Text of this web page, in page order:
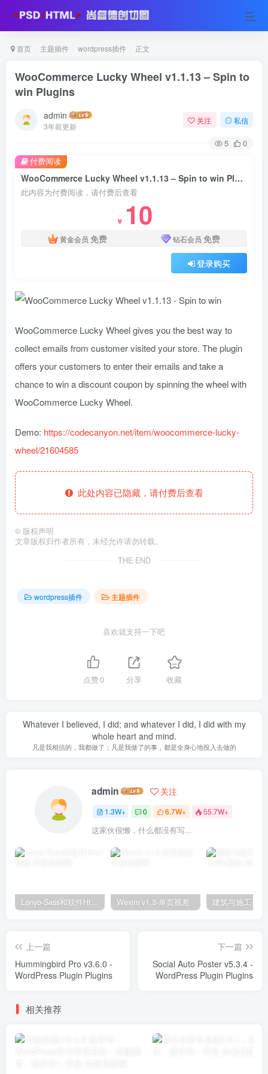
首页 主题插件 wordpress插件 正文
WooCommerce Lucky Wheel v1.1.13 – Spin to
win Plugins
admin
3年前更新
关注 私信
5 0
WooCommerce Lucky Wheel v1.1.13 – Spin to win Plugins
此内容为付费阅读，请付费后查看
￥ 10
黄金会员 免费 钻石会员 免费
登录购买
付费阅读
WooCommerce Lucky Wheel gives you the best way to
collect emails from customer visited your store. The plugin
offers your customers to enter their emails and take a
chance to win a discount coupon by spinning the wheel with
WooCommerce Lucky Wheel.
Demo: https://codecanyon.net/item/woocommerce-lucky-
wheel/21604585
此处内容已隐藏，请付费后查看
© 版权声明
文章版权归作者所有，未经允许请勿转载。
THE END
wordpress插件 主题插件
喜欢就支持一下吧
点赞0 分享 收藏
Whatever I believed, I did; and whatever I did, I did with my
whole heart and mind.
凡是我相信的，我都做了；凡是我做了的事，都是全身心地投入去做的
admin 关注
1.3W+ 0 6.7W+ 55.7W+
这家伙很懒，什么都没有写...
Lonyo-Sass和软件Html模板 Wexim v1.3-单页视差
上一篇
Hummingbird Pro v3.6.0 -
WordPress Plugin Plugins
下一篇
Social Auto Poster v5.3.4 -
WordPress Plugin Plugins
相关推荐